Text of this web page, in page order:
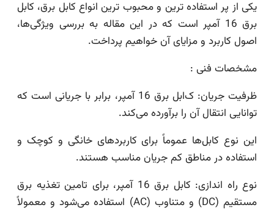
یکی از پر استفاده ترین و محبوب ترین انواع کابل برق، کابل
برق 16 آمپر است که در این مقاله به بررسی ویژگی‌ها،
اصول کاربرد و مزایای آن خواهیم پرداخت.
مشخصات فنی :
ظرفیت جریان: ک‌ابل برق 16 آمپر، برابر با جریانی است که
توانایی انتقال آن را برآورده می‌کند.
این نوع کابل‌ها عموماً برای کاربردهای خانگی و کوچک و
استفاده در مناطق کم جریان مناسب هستند.
نوع راه اندازی: کابل برق 16 آمپر، برای تامین تغذیه برق
مستقیم (DC) و متناوب (AC) استفاده می‌شود و معمولاً